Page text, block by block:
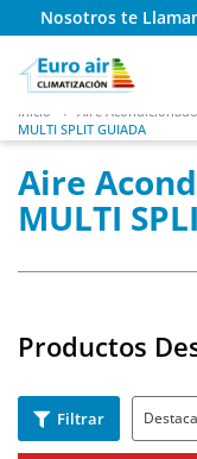
Nosotros te
Inicio Aire Acondicionado
MULTI SPLIT GUIADA
Aire
MULTI
Productos
Filtrar